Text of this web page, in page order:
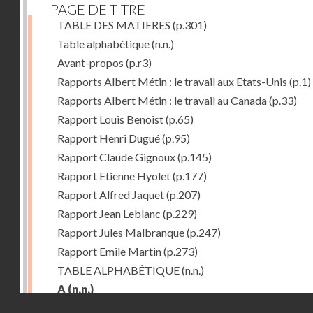
PAGE DE TITRE
TABLE DES MATIERES (p.301)
Table alphabétique(n.n.)
Avant-propos (p.r3)
Rapports Albert Métin : le travail aux Etats-Unis (p.1)
Rapports Albert Métin : le travail au Canada(p.33)
Rapport Louis Benoist(p.65)
Rapport Henri Dugué(p.95)
Rapport Claude Gignoux(p.145)
Rapport Etienne Hyolet(p.177)
Rapport Alfred Jaquet(p.207)
Rapport Jean Leblanc (p.229)
Rapport Jules Malbranque(p.247)
Rapport Emile Martin(p.273)
TABLE ALPHABÉTIQUE(n.n.)
A (n.n.)